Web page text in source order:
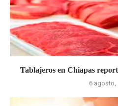
Tablajeros en Chiapas
6 agosto,